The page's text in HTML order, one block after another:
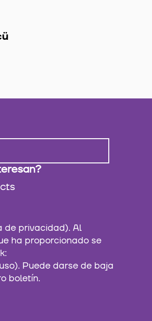
de privacidad). Al
ha proporcionado se
Puede darse de baja
boletín.